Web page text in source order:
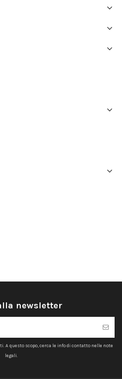
newsletter
A questo scopo, cerca le info di contatto nelle note
legali.